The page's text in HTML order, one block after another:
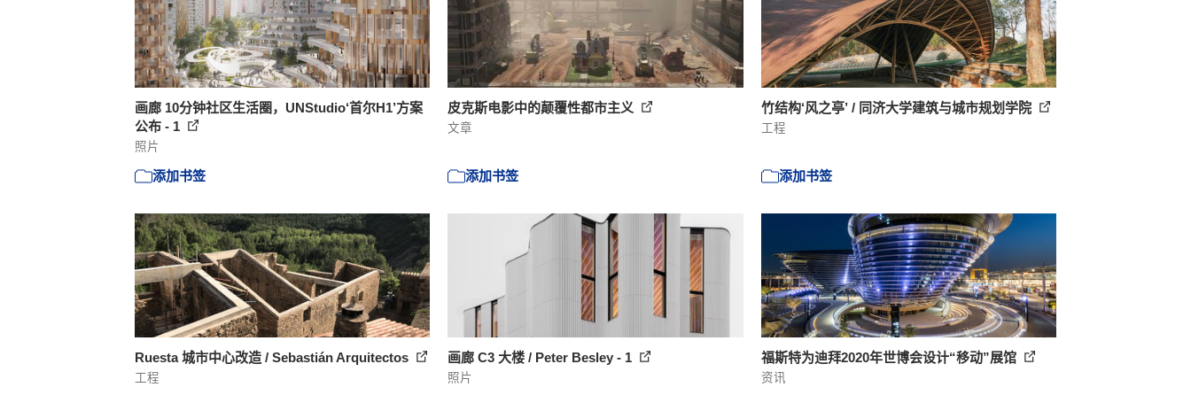
画廊 10分钟社区生活圈，UNStudio‘首尔H1’方案
公布 - 1
照片
添加书签
皮克斯电影中的颠覆性都市主义
文章
添加书签
竹结构‘风之亭’ / 同济大学建筑与城市规划学院
工程
添加书签
Ruesta 城市中心改造 / Sebastián Arquitectos
工程
画廊 C3 大楼 / Peter Besley - 1
照片
福斯特为迪拜2020年世博会设计“移动”展馆
资讯